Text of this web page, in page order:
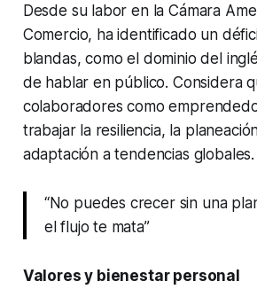
Desde su labor en la Cámara
Comercio, ha identificado un
blandas, como el dominio del
de hablar en público. Considera
colaboradores como
trabajar la resiliencia, la
adaptación a tendencias globales.
“No puedes crecer sin una
el flujo te mata”
Valores y bienestar personal